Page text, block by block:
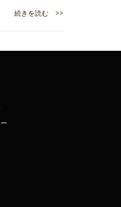
続きを読む >>